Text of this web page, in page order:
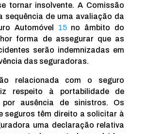
tornar insolvente. A Comissão
sequência de uma avaliação da
Automóvel
15 no âmbito do
forma de assegurar que as
serão indemnizadas em
das seguradoras.
relacionada com o seguro
respeito à portabilidade de
por ausência de sinistros. Os
seguros têm direito a solicitar à
uma declaração relativa